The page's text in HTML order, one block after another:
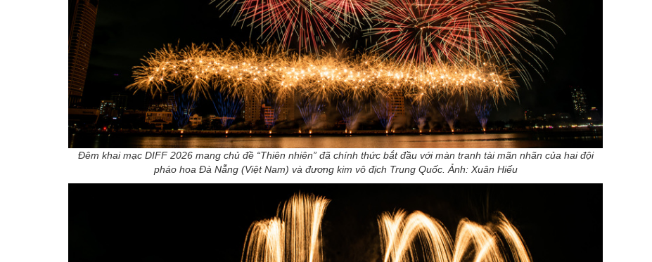
Đêm khai mạc DIFF 2026 mang chủ đề “Thiên nhiên” đã chính thức bắt đầu với màn tranh tài mãn nhãn của hai đội
pháo hoa Đà Nẵng (Việt Nam) và đương kim vô địch Trung Quốc. Ảnh: Xuân Hiếu